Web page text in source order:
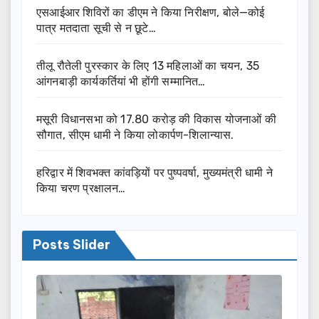
एसआईआर शिविरों का डीएम ने किया निरीक्षण, बोले—कोई
पात्र मतदाता सूची से न छूटे…
तीलू रौतेली पुरस्कार के लिए 13 महिलाओं का चयन, 35
आंगनबाड़ी कार्यकर्तियां भी होंगी सम्मानित…
मसूरी विधानसभा को 17.80 करोड़ की विकास योजनाओं की
सौगात, सीएम धामी ने किया लोकार्पण-शिलान्यास.
हरिद्वार में शिवभक्त कांवड़ियों पर पुष्पवर्षा, मुख्यमंत्री धामी ने
किया चरण प्रक्षालन…
Posts Slider